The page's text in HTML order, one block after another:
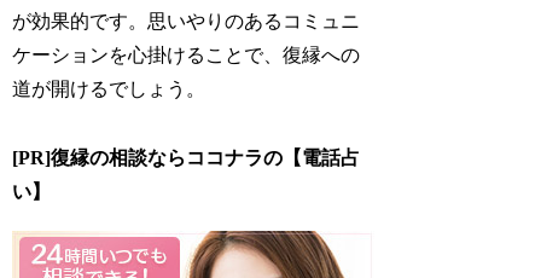
が効果的です。思いやりのあるコミュニ
ケーションを心掛けることで、復縁への
道が開けるでしょう。
[PR]復縁の相談ならココナラの【電話占
い】